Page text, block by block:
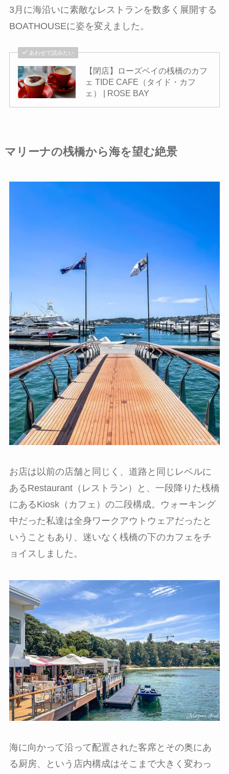
3月に海沿いに素敵なレストランを数多く展開する
BOATHOUSEに姿を変えました。
あわせて読みたい
【閉店】ローズベイの桟橋のカフ
ェ TIDE CAFE（タイド・カフ
ェ） | ROSE BAY
マリーナの桟橋から海を望む絶景
お店は以前の店舗と同じく、道路と同じレベルに
あるRestaurant（レストラン）と、一段降りた桟橋
にあるKiosk（カフェ）の二段構成。ウォーキング
中だった私達は全身ワークアウトウェアだったと
いうこともあり、迷いなく桟橋の下のカフェをチ
ョイスしました。
海に向かって沿って配置された客席とその奥にあ
る厨房、という店内構成はそこまで大きく変わっ